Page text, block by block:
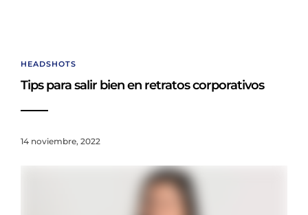
HEADSHOTS
Tips para salir bien en retratos corporativos
14 noviembre, 2022